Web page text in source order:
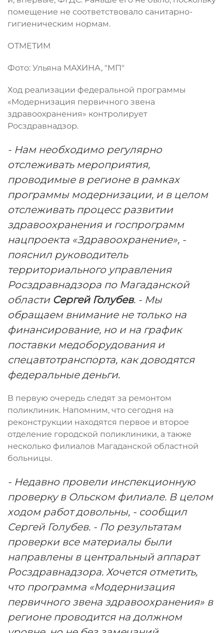
помещение не соответствовало санитарно-
гигиеническим нормам.
ОТМЕТИМ
Фото: Ульяна МАХИНА, "МП"
Ход реализации федеральной программы
«Модернизация первичного звена
здравоохранения» контролирует
Росздравнадзор.
- Нам необходимо регулярно
отслеживать мероприятия,
проводимые в регионе в рамках
программы модернизации, и в целом
отслеживать процесс развитии
здравоохранения и госпрограмм
нацпроекта «Здравоохранение», -
пояснил руководитель
территориального управления
Росздравнадзора по Магаданской
области Сергей Голубев. - Мы
обращаем внимание не только на
финансирование, но и на график
поставки медоборудования и
спецавтотранспорта, как доводятся
федеральные деньги.
В первую очередь следят за ремонтом
поликлиник. Напомним, что сегодня на
реконструкции находятся первое и второе
отделение городской поликлиники, а также
несколько филиалов Магаданской областной
больницы.
- Недавно провели инспекционную
проверку в Ольском филиале. В целом
ходом работ довольны, - сообщил
Сергей Голубев. - По результатам
проверки все материалы были
направлены в центральный аппарат
Росздравнадзора. Хочется отметить,
что программа «Модернизация
первичного звена здравоохранения» в
регионе проводится на должном